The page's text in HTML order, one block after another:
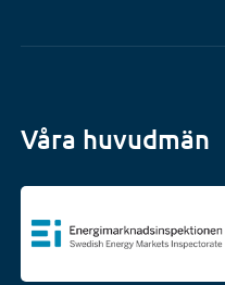
Våra huvudmän